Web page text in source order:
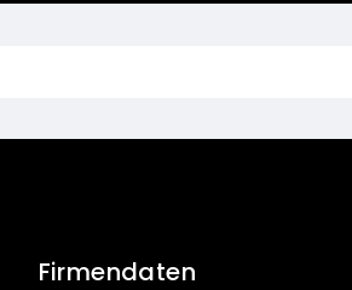
Firmendaten